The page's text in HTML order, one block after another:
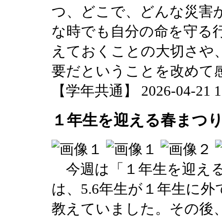
つ、どこで、どんな災害
な時でも自分の命を守る
えておくことの大切さや
要だということを改めて
【学年共通】 2026-04-21
１年生を迎える春まつ
今週は「１年生を迎え
は、5.6年生が１年生に
教えていました。その後